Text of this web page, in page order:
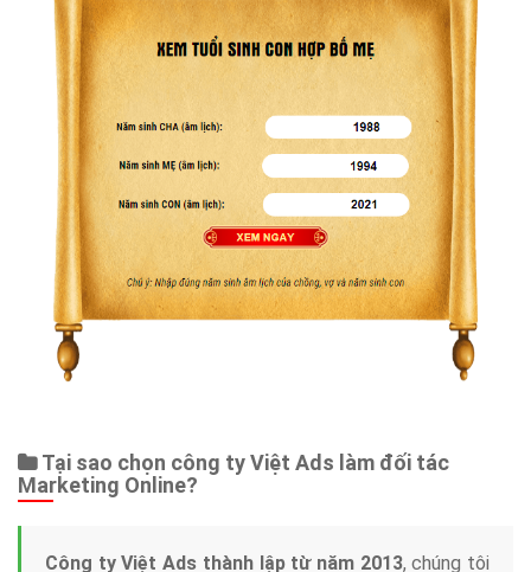
Tại sao chọn công ty Việt Ads làm đối tác
Marketing Online?
Công ty Việt Ads thành lập từ năm 2013, chúng tôi